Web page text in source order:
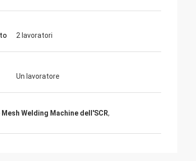
2 lavoratori
Un lavoratore
Welding Machine dell'SCR,